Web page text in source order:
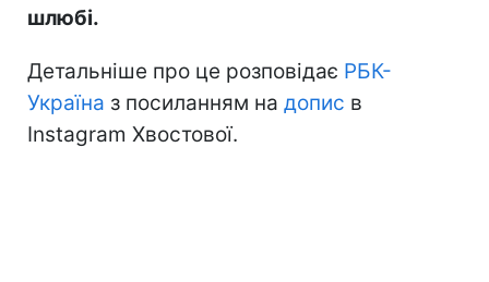
шлюбі.
Детальніше про це розповідає РБК-
Україна з посиланням на допис в
Instagram Хвостової.